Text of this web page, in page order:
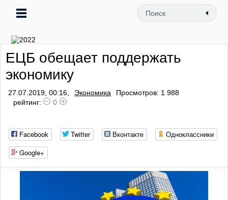
флебологии: в Москве
открылся «Городской центр
ЕЦБ обещает поддержать
экономику
27.07.2019, 00:16, Экономика
Просмотров: 1 988
рейтинг:
0
Facebook Twitter Вконтакте
Одноклассники
Google+